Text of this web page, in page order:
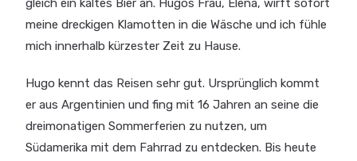
gleich ein kaltes Bier an. Hugos Frau, Elena, wirft sofort
meine dreckigen Klamotten in die Wäsche und ich fühle
mich innerhalb kürzester Zeit zu Hause.
Hugo kennt das Reisen sehr gut. Ursprünglich kommt
er aus Argentinien und fing mit 16 Jahren an seine die
dreimonatigen Sommerferien zu nutzen, um
Südamerika mit dem Fahrrad zu entdecken. Bis heute